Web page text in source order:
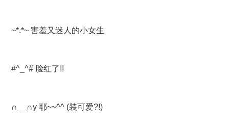
~*.*~ 害羞又迷人的小女生
#^_^# 脸红了!!
∩__∩y 耶~~^^ (装可爱?!)